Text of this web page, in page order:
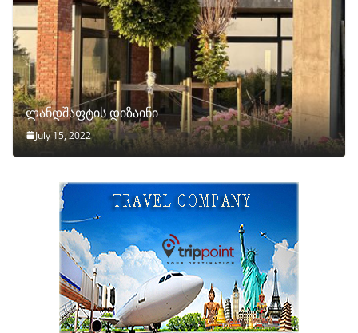
ლანდშაფტის დიზაინი
July 15, 2022